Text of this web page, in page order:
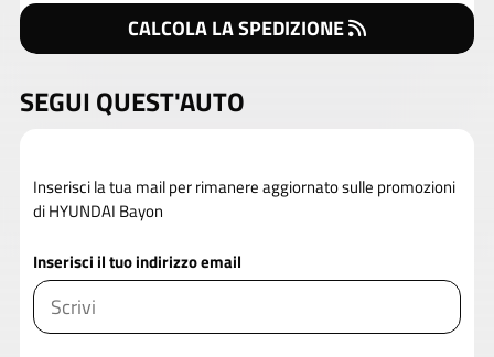
CALCOLA LA SPEDIZIONE
SEGUI QUEST'AUTO
Inserisci la tua mail per rimanere aggiornato sulle promozioni
di HYUNDAI Bayon
Inserisci il tuo indirizzo email